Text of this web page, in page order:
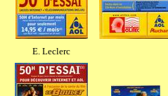
E. Leclerc